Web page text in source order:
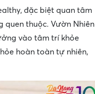
đặc biệt quan tâm
quen thuộc. Vườn Nhiên
vào tâm trí khỏe
hoàn toàn tự nhiên,